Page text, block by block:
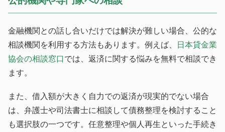
金融機関との話し合いだけでは解決が難しい場合、公的な
相談機関を利用する方法もあります。例えば、 日本貸金業
協会の相談窓口では、返済に関する悩みを無料で相談でき
ます。
また、借入額が大きく自力での返済が現実的でない場合
は、弁護士や司法書士に相談して債務整理を検討すること
も選択肢の一つです。任意整理や個人再生といった手続き